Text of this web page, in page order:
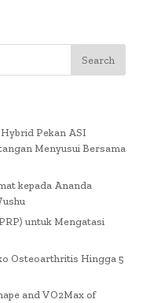
Pekan ASI
Menyusui Bersama
kepada Ananda
untuk Mengatasi
Osteoarthritis Hingga 5
and VO2Max of